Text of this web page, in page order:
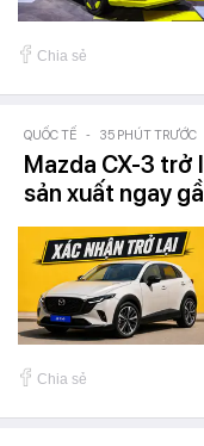
Chia sẻ
QUỐC TẾ - 35 PHÚT TRƯỚC
Mazda CX-3 trở
sản xuất ngay
Chia sẻ